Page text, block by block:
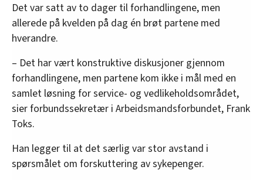
Det var satt av to dager til forhandlingene, men
allerede på kvelden på dag én brøt partene med
hverandre.
– Det har vært konstruktive diskusjoner gjennom
forhandlingene, men partene kom ikke i mål med en
samlet løsning for service- og vedlikeholdsområdet,
sier forbundssekretær i Arbeidsmandsforbundet, Frank
Toks.
Han legger til at det særlig var stor avstand i
spørsmålet om forskuttering av sykepenger.